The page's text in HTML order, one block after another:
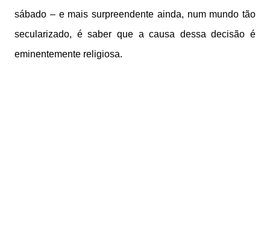
sábado – e mais surpreendente ainda, num mundo tão
secularizado, é saber que a causa dessa decisão é
eminentemente religiosa.